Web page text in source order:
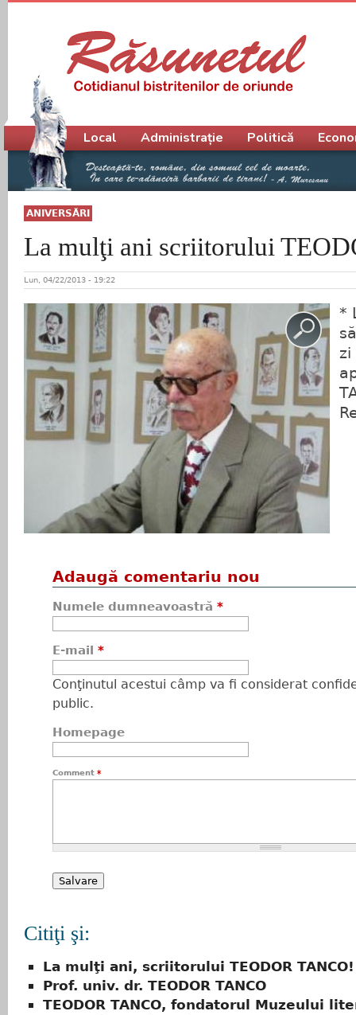
ANIVERSĂRI
La mulţi ani scriitorului
Lun, 04/22/2013 - 19:22
*
zi
Adaugă comentariu nou
Numele dumneavoastră *
E-mail *
Conţinutul acestui câmp va fi considerat
public.
Homepage
Comment *
Citiţi şi:
La mulţi ani, scriitorului TEODOR TANCO!
Prof. univ. dr. TEODOR TANCO
TEODOR TANCO, fondatorul Muzeului
Meniu principal
Local Administrație Politică